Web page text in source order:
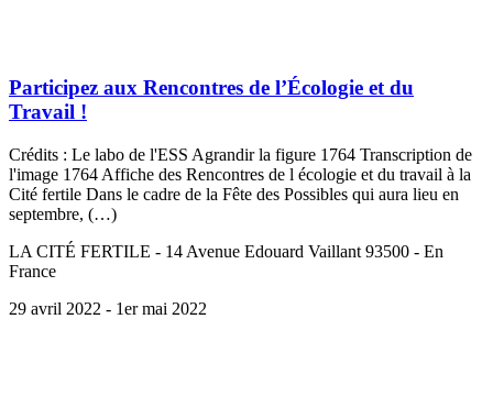
Participez aux Rencontres de l’Écologie et du
Travail !
Crédits : Le labo de l'ESS Agrandir la figure 1764 Transcription de
l'image 1764 Affiche des Rencontres de l écologie et du travail à la
Cité fertile Dans le cadre de la Fête des Possibles qui aura lieu en
septembre, (…)
LA CITÉ FERTILE - 14 Avenue Edouard Vaillant 93500 - En
France
29 avril 2022 - 1er mai 2022